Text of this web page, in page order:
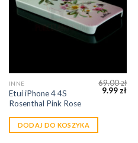
INNE
Etui iPhone 4 4S
Rosenthal Pink Rose
69.00zł
9.99 zł
DODAJ DO KOSZYKA